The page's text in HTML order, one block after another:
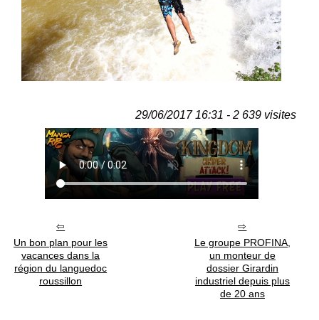
29/06/2017 16:31 - 2 639 visites
Un bon plan pour les
vacances dans la
région du languedoc
roussillon
Le groupe PROFINA,
un monteur de
dossier Girardin
industriel depuis plus
de 20 ans